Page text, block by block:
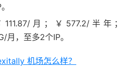
月；￥577.2/半年；
，至多2个IP。
机场怎么样？